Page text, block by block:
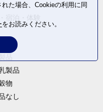
製品
物
なし
た場合、Cookieの利用に同
をお読みください。